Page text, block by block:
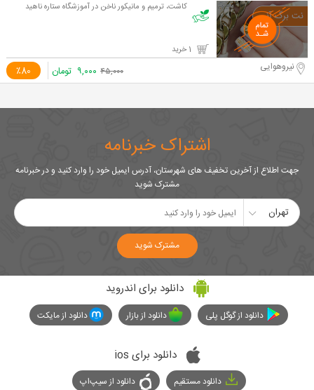
کاشت، ترمیم و مانیکور ناخن در آموزشگاه ستاره ناهید
٪80 نیروهوایی ۴۵,۰۰۰ ۹,۰۰۰ تومان
اشتراک خبرنامه
جهت اطلاع از آخرین تخفیف های شهرستان، آدرس ایمیل خود را وارد کنید و در خبرنامه
مشترک شوید
تهران
مشترک شوید
دانلود برای اندروید
دانلود از گوگل پلی دانلود از بازار دانلود از مایکت
دانلود برای ios
دانلود مستقیم دانلود از سیپ‌اپ